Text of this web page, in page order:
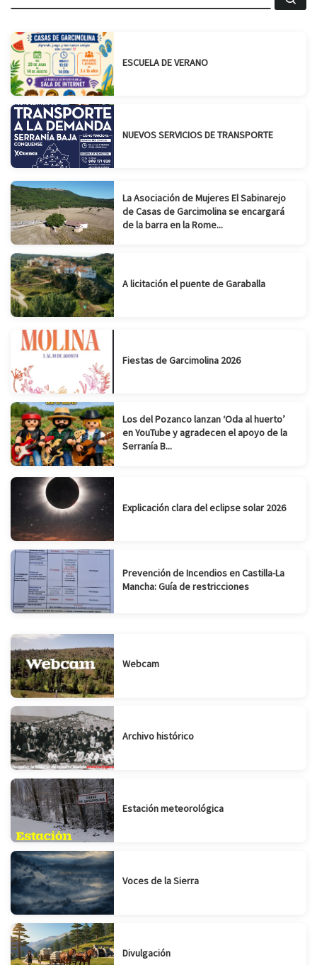
ESCUELA DE VERANO
NUEVOS SERVICIOS DE TRANSPORTE
La Asociación de Mujeres El Sabinarejo
de Casas de Garcimolina se encargará
de la barra en la Rome...
A licitación el puente de Garaballa
Fiestas de Garcimolina 2026
Los del Pozanco lanzan ‘Oda al huerto’
en YouTube y agradecen el apoyo de la
Serranía B...
Explicación clara del eclipse solar 2026
Prevención de Incendios en Castilla-La
Mancha: Guía de restricciones
Webcam
Archivo histórico
Estación meteorológica
Voces de la Sierra
Divulgación
Suscribirse